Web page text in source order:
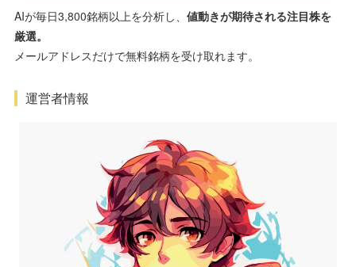
AIが毎日3,800銘柄以上を分析し、 値動きが期待される注目株を
厳選。
メールアドレスだけで無料銘柄を受け取れます。
運営者情報